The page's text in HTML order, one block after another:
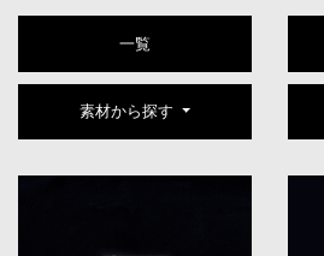
一覧
素材から探す